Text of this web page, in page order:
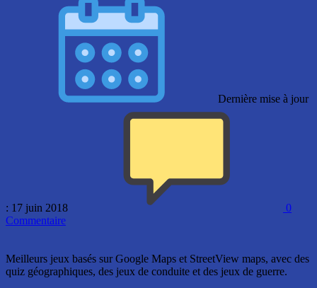
Dernière mise à jour
: 17 juin 2018
0
Commentaire
Meilleurs jeux basés sur Google Maps et StreetView maps, avec des
quiz géographiques, des jeux de conduite et des jeux de guerre.